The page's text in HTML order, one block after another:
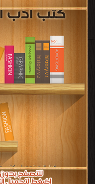
كتب أدب
قراءة و تحميل كتب
[ 192 كتاب/كتب ]